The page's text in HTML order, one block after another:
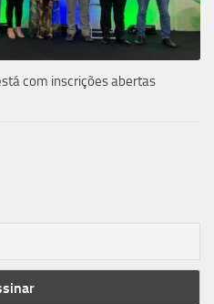
com inscrições abertas